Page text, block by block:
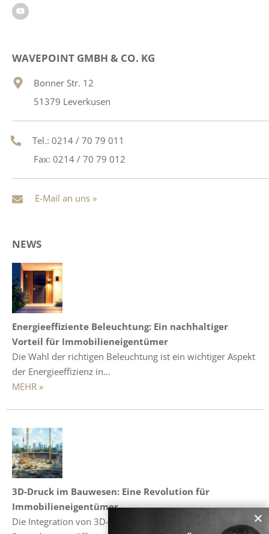
WAVEPOINT GMBH & CO. KG
Bonner Str. 12
51379 Leverkusen
Tel.: 0214 / 70 79 011
Fax: 0214 / 70 79 012
E-Mail an uns »
NEWS
Energieeffiziente Beleuchtung: Ein nachhaltiger
Vorteil für Immobilieneigentümer
Die Wahl der richtigen Beleuchtung ist ein wichtiger Aspekt
der Energieeffizienz in…
MEHR »
3D-Druck im Bauwesen: Eine Revolution für
Immobilieneigentümer
Die Integration von 3D-Drucktechnologie in die